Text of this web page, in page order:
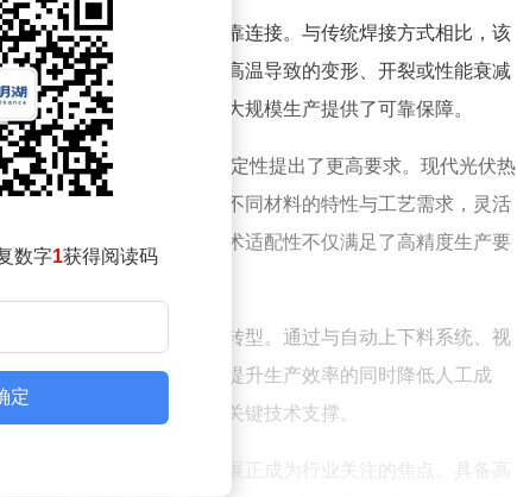
间，实现导电材料间的可靠连接。与传统焊接方式相比，该
热影响，从而有效避免因高温导致的变形、开裂或性能衰减
一致性，为光伏产品的大规模生产提供了可靠保障。
造对焊接工艺的精度与稳定性提出了更高要求。现代光伏热
参数管理功能，能够根据不同材料的特性与工艺需求，灵活
程的精细化控制。这种技术适配性不仅满足了高精度生产要
速向自动化、智能化方向转型。通过与自动上下料系统、视
全流程无人化操作，大幅提升生产效率的同时降低人工成
业应对市场竞争提供了关键技术支撑。
，热压焊技术的创新发展正成为行业关注的焦点。具备高
数字1获得阅读码
定